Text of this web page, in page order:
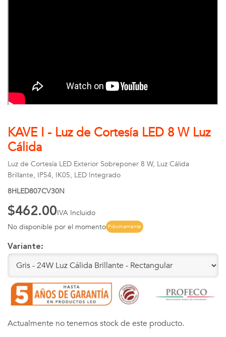
KAVE I - Luz de Cortesía LED 8 W Luz
Cálida
Luz de Cortesía LED Exterior Sobreponer 8 W, Luz Cálida
Brillante, IP54, IK05, LED Integrado
8HLED807CV30N
$462.00IVA Incluido
No disponible por el momento Próximamente
Variante:
Actualmente no tenemos stock de este producto.